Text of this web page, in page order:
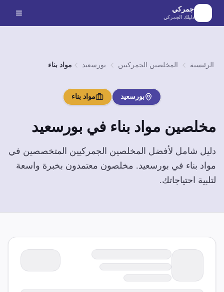
الانتقال إلى المحتوى الرئيسي
جمركي
دليلك الجمركي
الرئيسية المخلصين الجمركيين بورسعيد مواد بناء
بورسعيد مواد بناء
مخلصين مواد بناء في بورسعيد
دليل شامل لأفضل المخلصين الجمركيين المتخصصين في
مواد بناء في بورسعيد. مخلصون معتمدون بخبرة واسعة
لتلبية احتياجاتك.